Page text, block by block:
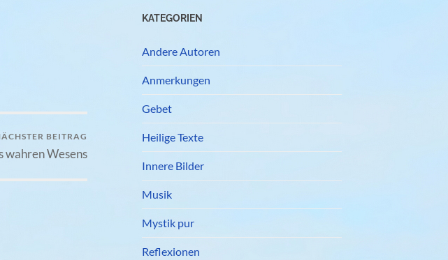
BEITRAG
wahren Wesens
KATEGORIEN
Andere Autoren
Anmerkungen
Gebet
Heilige Texte
Innere Bilder
Musik
Mystik pur
Reflexionen